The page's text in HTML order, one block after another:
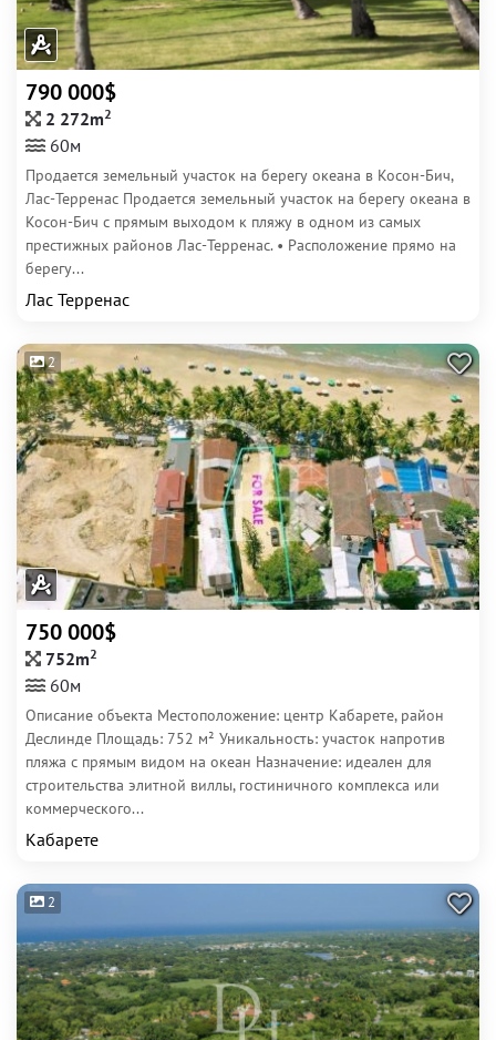
790 000$
2 272m2
60м
Продается земельный участок на берегу океана в Косон-Бич,
Лас-Терренас Продается земельный участок на берегу океана в
Косон-Бич с прямым выходом к пляжу в одном из самых
престижных районов Лас-Терренас. • Расположение прямо на
берегу...
Лас Терренас
2
750 000$
752m2
60м
Описание объекта Местоположение: центр Кабарете, район
Деслинде Площадь: 752 м² Уникальность: участок напротив
пляжа с прямым видом на океан Назначение: идеален для
строительства элитной виллы, гостиничного комплекса или
коммерческого...
Кабарете
2